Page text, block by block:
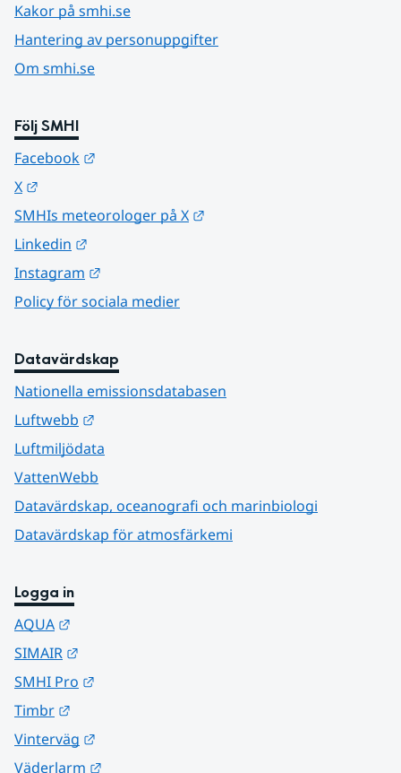
Kakor på smhi.se
Hantering av personuppgifter
Om smhi.se
Följ SMHI
Facebook
X
SMHIs meteorologer på X
Linkedin
Instagram
Policy för sociala medier
Datavärdskap
Nationella emissionsdatabasen
Luftwebb
Luftmiljödata
VattenWebb
Datavärdskap, oceanografi och marinbiologi
Datavärdskap för atmosfärkemi
Logga in
AQUA
SIMAIR
SMHI Pro
Timbr
Vinterväg
Väderlarm